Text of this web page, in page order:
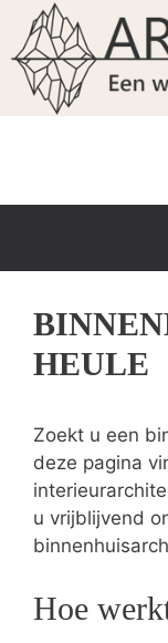
Spring
naar
de
inhoud
HEULE
Zoekt u een
deze pagina
u vrijblijvend
Hoe